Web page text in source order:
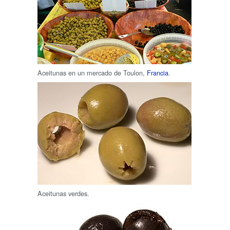
Aceitunas en un mercado de Toulon, Francia.
Aceitunas verdes.